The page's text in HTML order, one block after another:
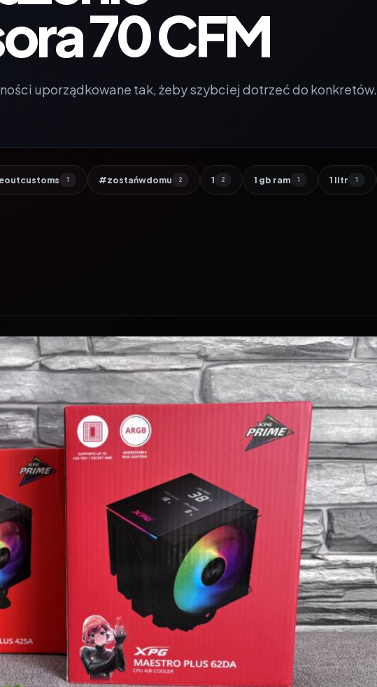
70 CFM
uporządkowane tak, żeby szybciej dotrzeć do konkretów.
1 #zostańwdomu 2 1 2 1 gb ram 1 1 litr 1